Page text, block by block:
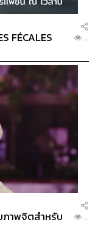
FÉCALES ...
ภาพจิตสำหรับ
...